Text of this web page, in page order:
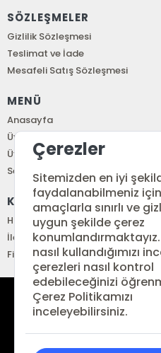
SÖZLEŞMELER
Gizlilik Sözleşmesi
Teslimat ve İade
Mesafeli Satış Sözleşmesi
MENÜ
Anasayfa
Üye Girişi
Üye Ol
Sepetim
KURUMSAL
Hakkımızda
İletişim
Fiyat Listesi
Çerezler
Sitemizden en iyi
faydalanabilmeniz
amaçlarla sınırlı ve
uygun şekilde çerez
nasıl kullandığımızı
çerezleri nasıl kontrol
edebileceğinizi
Çerez Politikamızı
inceleyebilirsiniz.